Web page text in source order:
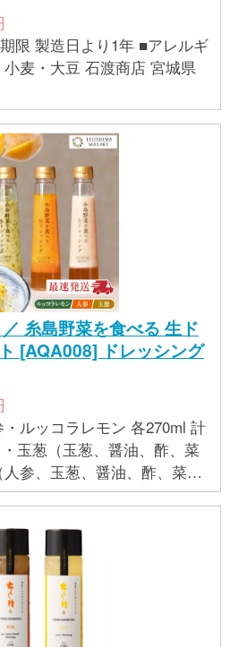
石渡商店 宮城県
糸島野菜を食べる 生ド
レッシング 3種セット [AQA008] ドレッシング
参、玉葱、醤油、酢、菜種
モン（ルッコラ（糸島
パセリ、レモンピール、レ
、食用菜種油、砂糖） ※本
ます。のしのご希望をいた
できかねますのであらかじ
内容が変更となっておりま